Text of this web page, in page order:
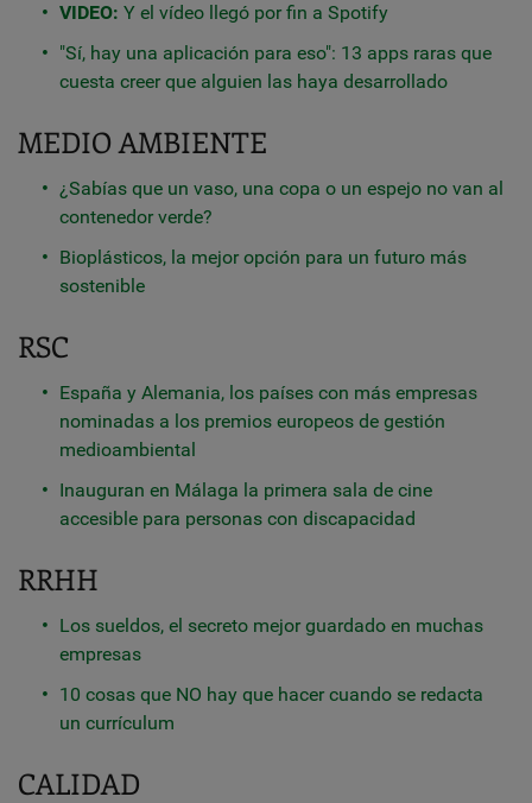
VIDEO: Y el vídeo llegó por fin a Spotify
"Sí, hay una aplicación para eso": 13 apps raras que
cuesta creer que alguien las haya desarrollado
MEDIO AMBIENTE
¿Sabías que un vaso, una copa o un espejo no van al
contenedor verde?
Bioplásticos, la mejor opción para un futuro más
sostenible
RSC
España y Alemania, los países con más empresas
nominadas a los premios europeos de gestión
medioambiental
Inauguran en Málaga la primera sala de cine
accesible para personas con discapacidad
RRHH
Los sueldos, el secreto mejor guardado en muchas
empresas
10 cosas que NO hay que hacer cuando se redacta
un currículum
CALIDAD